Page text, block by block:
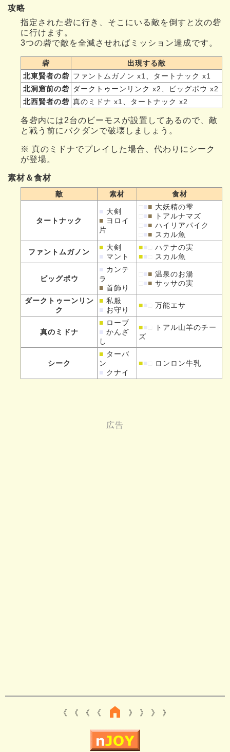
攻略
指定された砦に行き、そこにいる敵を倒すと次の砦
に行けます。
3つの砦で敵を全滅させればミッション達成です。
砦
出現する敵
北東賢者の砦 ファントムガノン x1、タートナック x1
北洞窟前の砦 ダークトゥーンリンク x2、ビッグポウ x2
北西賢者の砦 真のミドナ x1、タートナック x2
各砦内には2台のビーモスが設置してあるので、敵
と戦う前にバクダンで破壊しましょう。
※ 真のミドナでプレイした場合、代わりにシーク
が登場。
素材＆食材
敵 素材 食材
タートナック
■ 大剣
■ ヨロイ
片
■■ 大妖精の雫
■■ トアルナマズ
■■ ハイリアパイク
■■ スカル魚
ファントムガノン
■ 大剣
■ マント
■■
ハテナの実
■■ スカル魚
ビッグポウ
■ カンテ
ラ
■ 首飾り
■■ 温泉のお湯
■■ サッサの実
ダークトゥーンリン
ク
■ 私服
■ お守り
■■ 万能エサ
真のミドナ
■ ローブ
■ かんざ
し
■■
トアル山羊のチー
ズ
シーク
■ ターバ
ン
■ クナイ
■■ ロンロン牛乳
《 《 《 》 》 》